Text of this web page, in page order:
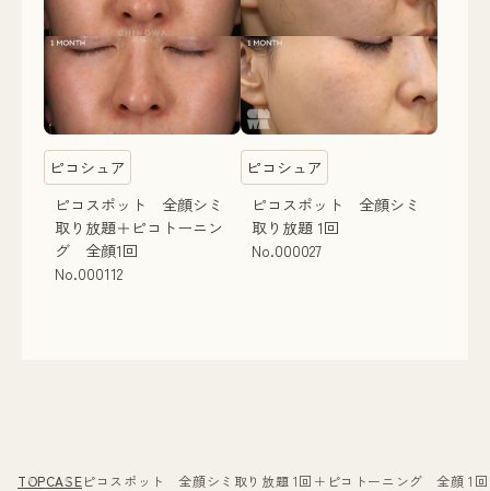
ピコシュア
ピコスポット 全顔シミ
取り放題＋ピコトーニン
グ 全顔1回
No.000112
ピコシュア
ピコスポット 全顔シミ
取り放題 1回
No.000027
TOPCASEピコスポット 全顔シミ取り放題 1回＋ピコトーニング 全顔